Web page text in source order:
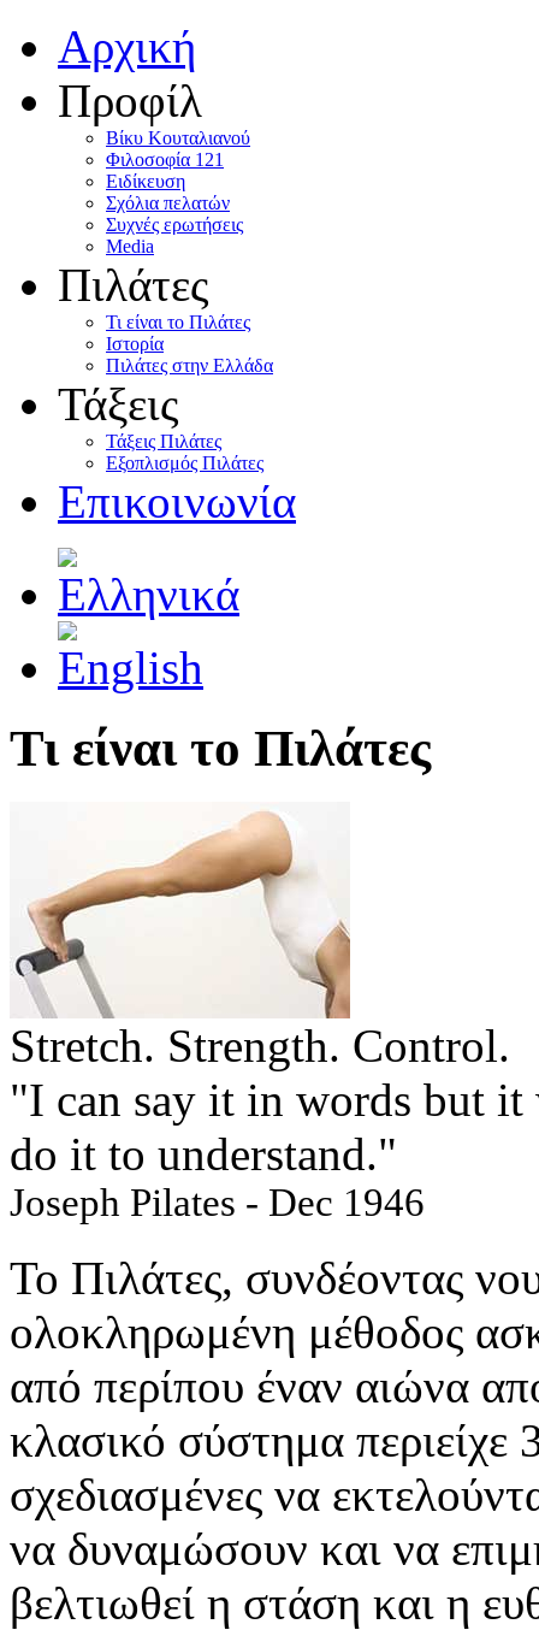
Αρχική
Προφίλ
Βίκυ Κουταλιανού
Φιλοσοφία 121
Ειδίκευση
Σχόλια πελατών
Συχνές ερωτήσεις
Media
Πιλάτες
Τι είναι το Πιλάτες
Ιστορία
Πιλάτες στην Ελλάδα
Τάξεις
Τάξεις Πιλάτες
Εξοπλισμός Πιλάτες
Επικοινωνία
Τι είναι το Πιλάτες
Stretch. Strength. Control.
"I can say it in words but it
do it to understand."
Joseph Pilates - Dec 1946
Το Πιλάτες, συνδέοντας
ολοκληρωμένη μέθοδος
από περίπου έναν αιώνα
κλασικό σύστημα περιείχε
σχεδιασμένες να
να δυναμώσουν και να
βελτιωθεί η στάση και η